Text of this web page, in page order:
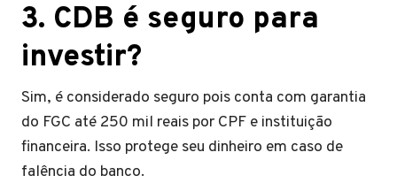
​3. CDB é seguro para
investir?
Sim, é considerado seguro pois conta com garantia
do FGC até 250 mil reais por CPF e instituição
financeira. Isso protege seu dinheiro em caso de
falência do banco.